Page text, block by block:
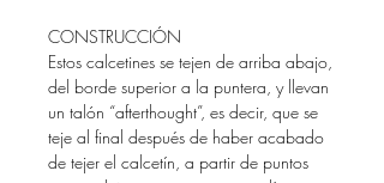
CONSTRUCCIÓN
Estos calcetines se tejen de arriba abajo,
del borde superior a la puntera, y llevan
un talón “afterthought”, es decir, que se
teje al final después de haber acabado
de tejer el calcetín, a partir de puntos